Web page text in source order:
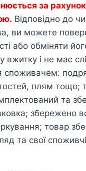
за
Відповідно до
ви можете
або обміняти
вжитку і не має
споживачем:
плям тощо;
та
збережено
товар
та свої споживчі